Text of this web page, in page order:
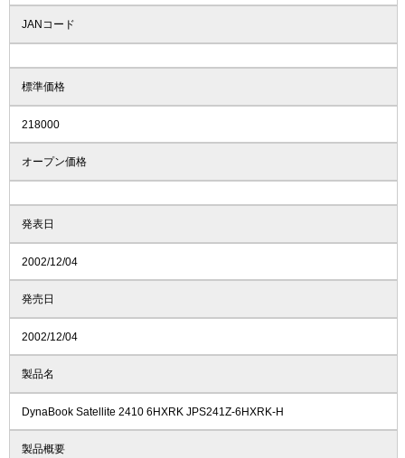
JANコード
標準価格
218000
オープン価格
発表日
2002/12/04
発売日
2002/12/04
製品名
DynaBook Satellite 2410 6HXRK JPS241Z-6HXRK-H
製品概要